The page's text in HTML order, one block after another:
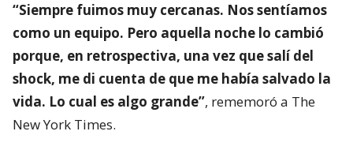
“Siempre fuimos muy cercanas. Nos sentíamos
como un equipo. Pero aquella noche lo cambió
porque, en retrospectiva, una vez que salí del
shock, me di cuenta de que me había salvado la
vida. Lo cual es algo grande”, rememoró a The
New York Times.